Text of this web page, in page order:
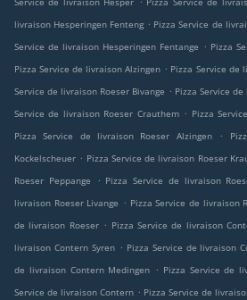
livraison Hesperingen Fenteng . Pizza Service de
Service de livraison Hesperingen Fentange . Pizza
Pizza Service de livraison Alzingen . Pizza Service de
Service de livraison Roeser Bivange . Pizza Service
Service de livraison Roeser Crauthem . Pizza
Pizza Service de livraison Roeser Alzingen
.
Kockelscheuer . Pizza Service de livraison Roeser
Roeser Peppange
. Pizza Service de livraison
livraison Roeser Livange . Pizza Service de livraison
de livraison Roeser . Pizza Service de livraison
livraison Contern Syren . Pizza Service de livraison
de livraison Contern Medingen . Pizza Service de
Service de livraison Contern . Pizza Service de